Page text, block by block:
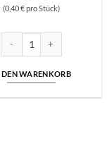
(0,40 € pro Stück)
DEN WARENKORB